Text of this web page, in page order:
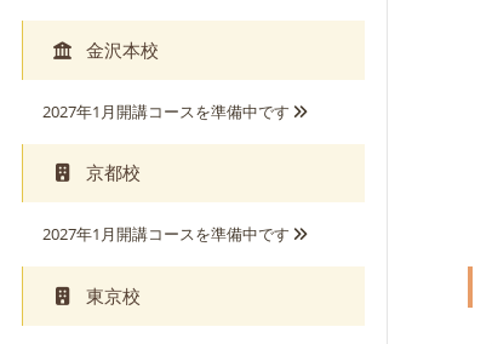
金沢本校
2027年1月開講コースを準備中です
京都校
2027年1月開講コースを準備中です
東京校